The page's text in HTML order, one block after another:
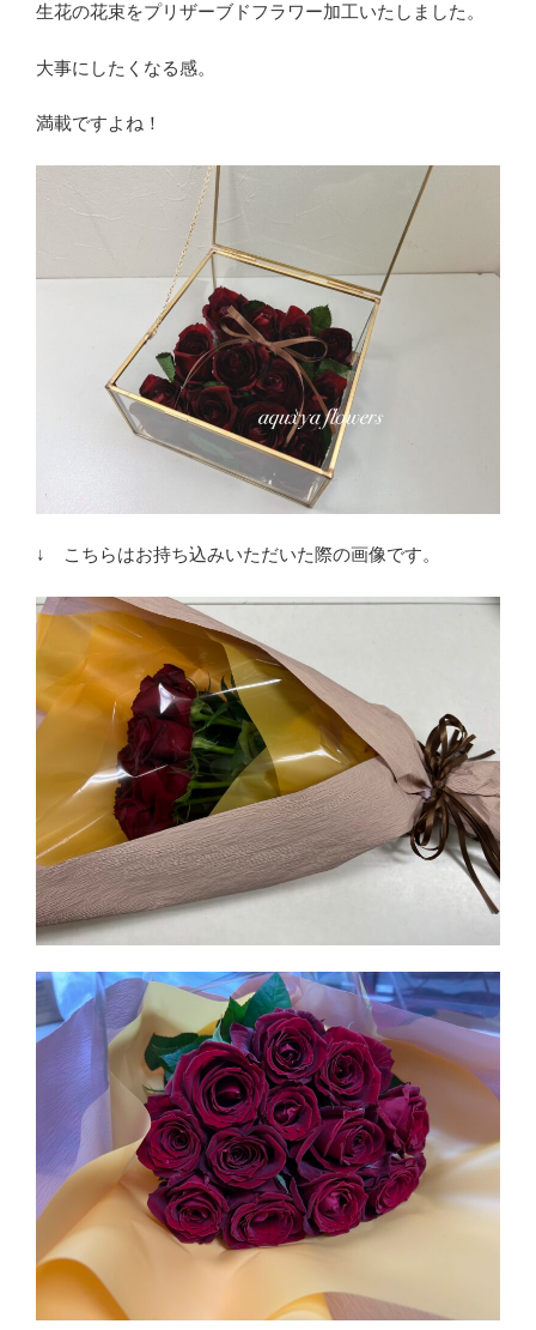
生花の花束をプリザーブドフラワー加工いたしました。
大事にしたくなる感。
満載ですよね！
↓ こちらはお持ち込みいただいた際の画像です。